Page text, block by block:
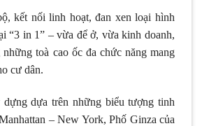
kết nối linh hoạt, đan xen loại hình
“3 in 1” – vừa để ở, vừa kinh doanh,
toà cao ốc đa chức năng mang
cư dân.
dựa trên những biểu tượng tinh
– New York, Phố Ginza của